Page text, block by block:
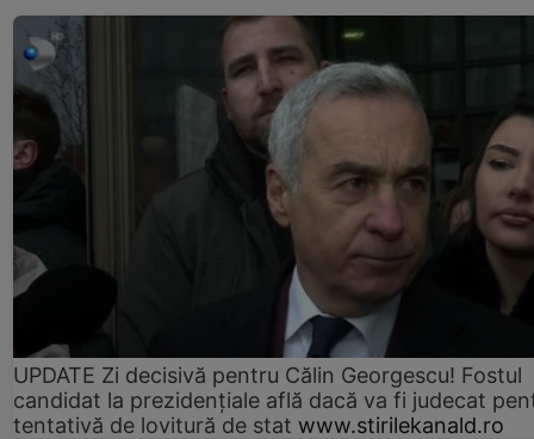
UPDATE Zi decisivă pentru Călin Georgescu! Fostul
candidat la prezidențiale află dacă va fi judecat
tentativă de lovitură de stat www.stirilekanald.ro